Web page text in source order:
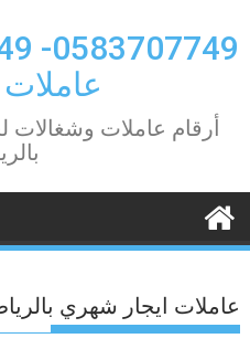
to
content
عاملات
أرقام عاملات وشغالات
عاملات ايجار شهري بالرياض